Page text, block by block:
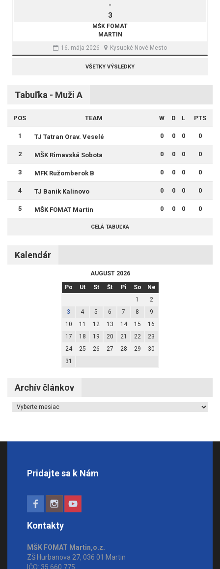
-
3
MŠK FOMAT
MARTIN
16. mája 2026
Kysucké Nové Mesto
VŠETKY VÝSLEDKY
Tabuľka - Muži A
POS TEAM W D L PTS
1 TJ Tatran Orav. Veselé 0 0 0 0
2 MŠK Rimavská Sobota 0 0 0 0
3 MFK Ružomberok B 0 0 0 0
4 TJ Baník Kalinovo 0 0 0 0
5 MŠK FOMAT Martin 0 0 0 0
CELÁ TABUĽKA
Kalendár
AUGUST 2026
Po
Ut St Št Pi So
Ne
1
2
3
4 5 6 7 8
9
10
11 12 13 14 15
16
17
18 19 20 21 22
23
24
25 26 27 28 29
30
31
Archív článkov
Archív článkov
Pridajte sa k Nám
Kontakty
MŠK FOMAT Martin,o.z.
ZŠ Hurbanova 27, 036 01 Martin
IČO: 35 660 775